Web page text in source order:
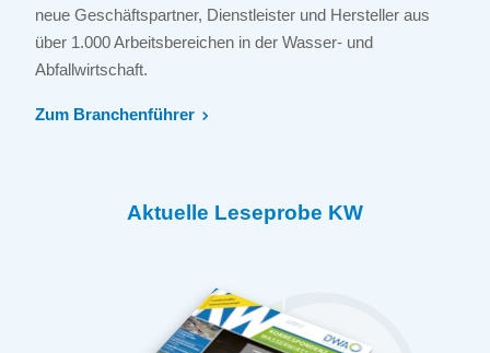
neue Geschäftspartner, Dienstleister und Hersteller aus
über 1.000 Arbeitsbereichen in der Wasser- und
Abfallwirtschaft.
Zum Branchenführer
Aktuelle Leseprobe KW